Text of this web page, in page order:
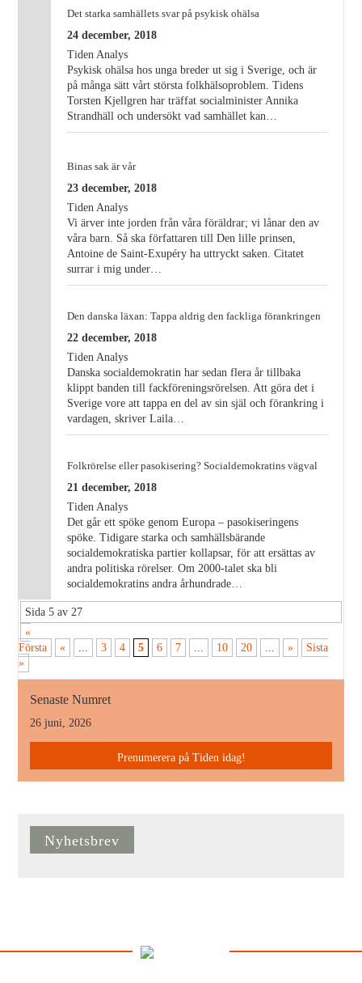
Det starka samhällets svar på psykisk ohälsa
24 december, 2018
Tiden Analys
Psykisk ohälsa hos unga breder ut sig i Sverige, och är
på många sätt vårt största folkhälsoproblem. Tidens
Torsten Kjellgren har träffat socialminister Annika
Strandhäll och undersökt vad samhället kan…
Binas sak är vår
23 december, 2018
Tiden Analys
Vi ärver inte jorden från våra föräldrar; vi lånar den av
våra barn. Så ska författaren till Den lille prinsen,
Antoine de Saint-Exupéry ha uttryckt saken. Citatet
surrar i mig under…
Den danska läxan: Tappa aldrig den fackliga förankringen
22 december, 2018
Tiden Analys
Danska socialdemokratin har sedan flera år tillbaka
klippt banden till fackföreningsrörelsen. Att göra det i
Sverige vore att tappa en del av sin själ och förankring i
vardagen, skriver Laila…
Folkrörelse eller pasokisering? Socialdemokratins vägval
21 december, 2018
Tiden Analys
Det går ett spöke genom Europa – pasokiseringens
spöke. Tidigare starka och samhällsbärande
socialdemokratiska partier kollapsar, för att ersättas av
andra politiska rörelser. Om 2000-talet ska bli
socialdemokratins andra århundrade…
Sida 5 av 27
«
Första
« ... 3 4 5 6 7 ... 10 20 ... »
Sista
»
Senaste Numret
26 juni, 2026
Prenumerera på Tiden idag!
Nyhetsbrev